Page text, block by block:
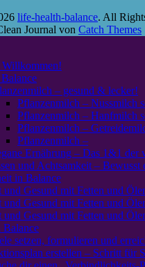
life-health-balance. All
Journal von Catch Themes
– gesund & lecker!
Pflanzenmilch – Nussmilch
Pflanzenmilch – Hanfmilch
Pflanzenmilch –
Pflanzenmilch –
Ernährung – Das 1&1 der
und Achtsamkeit – Bewusst
in Balance
und Gesund mit Fetten und
und Gesund mit Fetten und
und Gesund mit Fetten und
Balance
setzen, formulieren und
erstellen – Schritt für